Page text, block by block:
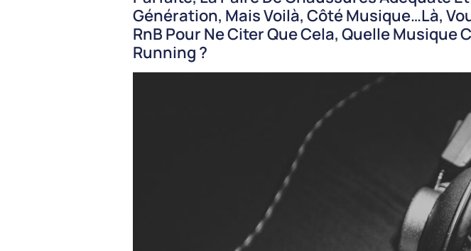
Génération, Mais Voilà, Côté Musique…là,
RnB Pour Ne Citer Que Cela, Quelle Musique
Running ?